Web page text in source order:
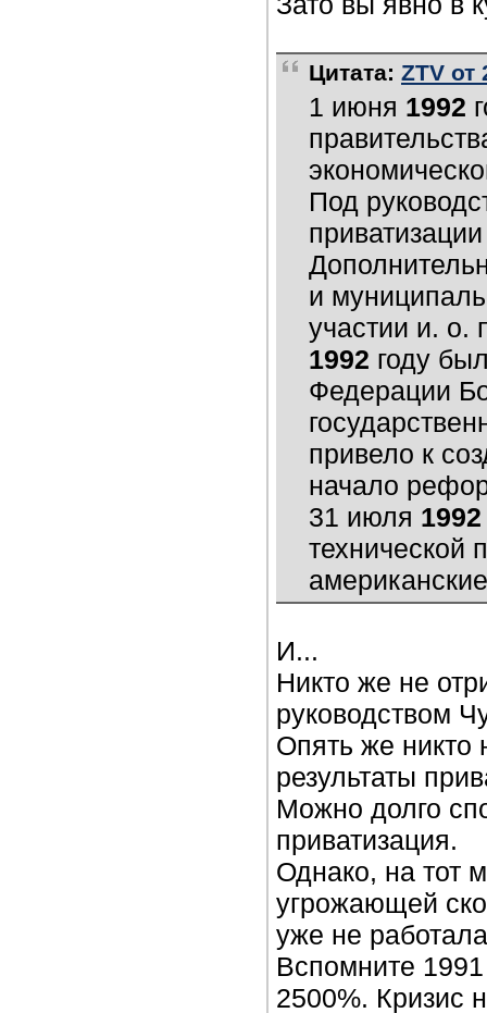
Цитата: ZTV от
1 июня 1992
Под
и
участии и. о.
1992 году
Федерации
привело к
начало
31 июля 1992
технической
И...
Никто же не
руководством
Опять же никто
результаты
Можно долго
приватизация.
Однако, на тот
угрожающей
уже не
Вспомните
2500%. Кризис